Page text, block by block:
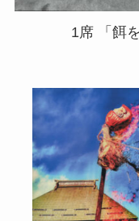
1席 「餌